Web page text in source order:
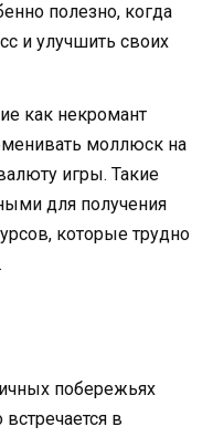
полезно, когда
и улучшить своих
как некромант
моллюск на
игры. Такие
для получения
которые трудно
побережьях
в